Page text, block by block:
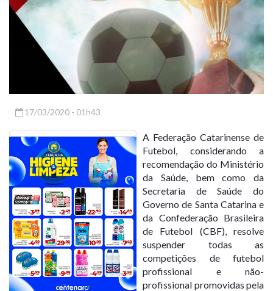
17/03/2020 - 01h43
A Federação Catarinense de
Futebol, considerando a
recomendação do Ministério
da Saúde, bem como da
Secretaria de Saúde do
Governo de Santa Catarina e
da Confederação Brasileira
de Futebol (CBF), resolve
suspender todas as
competições de futebol
profissional e não-
profissional promovidas pela